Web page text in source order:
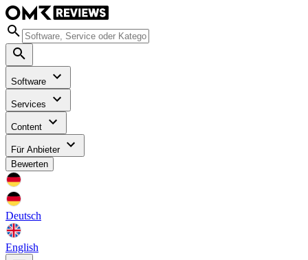
Software
Services
Content
Für Anbieter
Bewerten
Deutsch
English